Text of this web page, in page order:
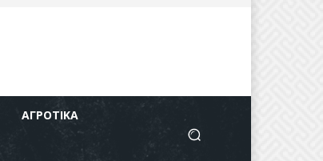
ΑΓΡΟΤΙΚΆ